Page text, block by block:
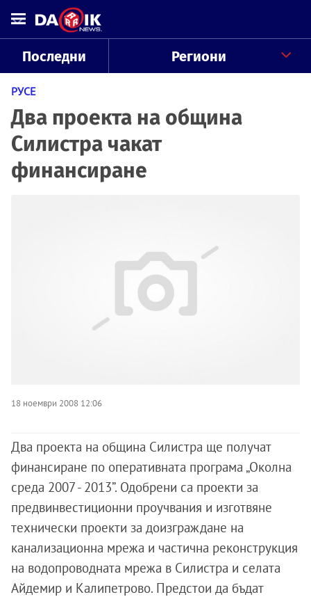
Последни Региони
РУСЕ
Два проекта на община
Силистра чакат
финансиране
18 ноември 2008 12:06
Два проекта на община Силистра ще получат
финансиране по оперативната програма „Околна
среда 2007 - 2013”. Одобрени са проекти за
предвинвестиционни проучвания и изготвяне
технически проекти за доизграждане на
канализационна мрежа и частична реконструкция
на водопроводната мрежа в Силистра и селата
Айдемир и Калипетрово. Предстои да бъдат